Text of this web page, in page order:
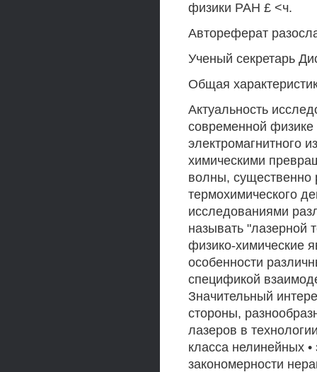
физики РАН £ <ч.
Автореферат
Ученый секретарь
Общая
Актуальность
современной физике
электромагнитного
химическими
волны, существенно
термохимического
исследованиями
называть "лазерной
физико-химические
особенности
спецификой
Значительный
стороны,
лазеров в
класса нелинейных
закономерности